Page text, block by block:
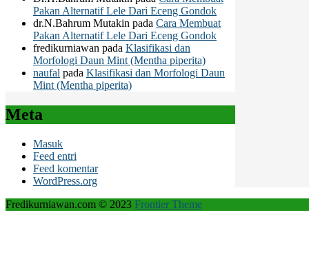
Pakan Alternatif Lele Dari Eceng Gondok
dr.N.Bahrum Mutakin pada Cara Membuat
Pakan Alternatif Lele Dari Eceng Gondok
fredikurniawan pada Klasifikasi dan
Morfologi Daun Mint (Mentha piperita)
naufal pada Klasifikasi dan Morfologi Daun
Mint (Mentha piperita)
Meta
Masuk
Feed entri
Feed komentar
WordPress.org
Fredikurniawan.com © 2023 Frontier Theme